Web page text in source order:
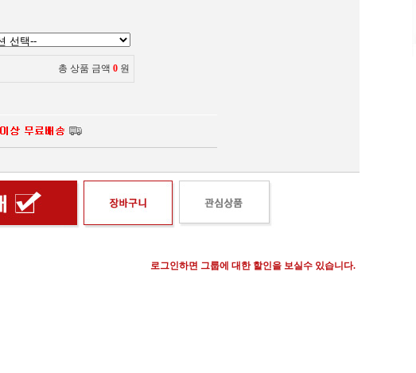
총 상품 금액 0 원
로그인하면 그룹에 대한 할인을 보실수 있습니다.